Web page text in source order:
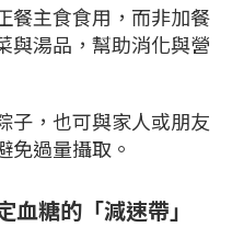
餐主食食用，而非加餐
與湯品，幫助消化與營
子，也可與家人或朋友
免過量攝取。
糖的「減速帶」